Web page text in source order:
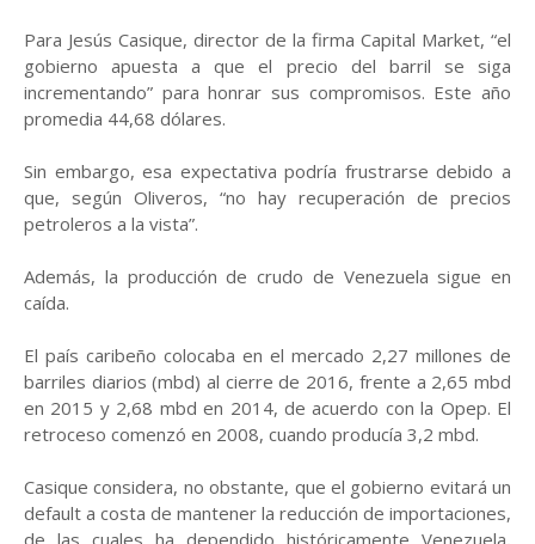
Para Jesús Casique, director de la firma Capital Market, “el
gobierno apuesta a que el precio del barril se siga
incrementando” para honrar sus compromisos. Este año
promedia 44,68 dólares.
Sin embargo, esa expectativa podría frustrarse debido a
que, según Oliveros, “no hay recuperación de precios
petroleros a la vista”.
Además, la producción de crudo de Venezuela sigue en
caída.
El país caribeño colocaba en el mercado 2,27 millones de
barriles diarios (mbd) al cierre de 2016, frente a 2,65 mbd
en 2015 y 2,68 mbd en 2014, de acuerdo con la Opep. El
retroceso comenzó en 2008, cuando producía 3,2 mbd.
Casique considera, no obstante, que el gobierno evitará un
default a costa de mantener la reducción de importaciones,
de las cuales ha dependido históricamente Venezuela,